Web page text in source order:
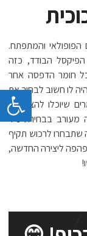
הפופולאי והמתפתח.
הפיקסל הבודד, כזה
חומר הדפסה אחר
לו חשוב לבחור את
שיוכלו להציג את
מעורב בבחירת נייר
שתבחרו לרכוש תקיף
ליצירה החדשה,